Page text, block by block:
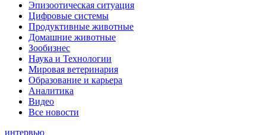
Эпизоотическая ситуация
Цифровые системы
Продуктивные животные
Домашние животные
Зообизнес
Наука и Технологии
Мировая ветеринария
Образование и карьера
Аналитика
Видео
Все новости
интервью